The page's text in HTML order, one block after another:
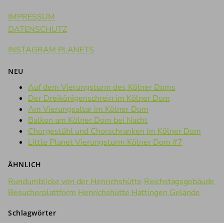
IMPRESSUM
DATENSCHUTZ
INSTAGRAM PLANETS
NEU
Auf dem Vierungsturm des Kölner Doms
Der Dreikönigenschrein im Kölner Dom
Am Vierungsaltar im Kölner Dom
Balkon am Kölner Dom bei Nacht
Chorgestühl und Chorschranken im Kölner Dom
Little Planet Vierungsturm Kölner Dom #7
ÄHNLICH
Rundumblicke von der Henrichshütte Reichstagsgebäude
Besucherplattform Henrichshütte Hattingen Gelände
Schlagwörter